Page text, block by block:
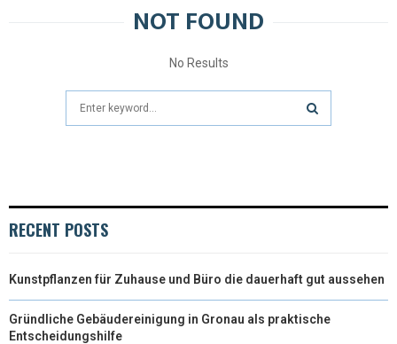
NOT FOUND
No Results
RECENT POSTS
Kunstpflanzen für Zuhause und Büro die dauerhaft gut aussehen
Gründliche Gebäudereinigung in Gronau als praktische
Entscheidungshilfe